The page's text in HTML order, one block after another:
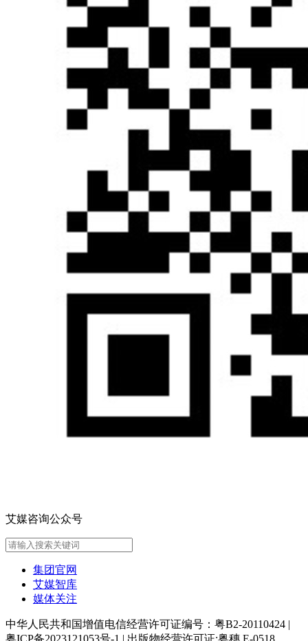
艾媒咨询公众号
集团官网
艾媒智库
媒体关注
中华人民共和国增值电信经营许可证编号：粤B2-20110424 |